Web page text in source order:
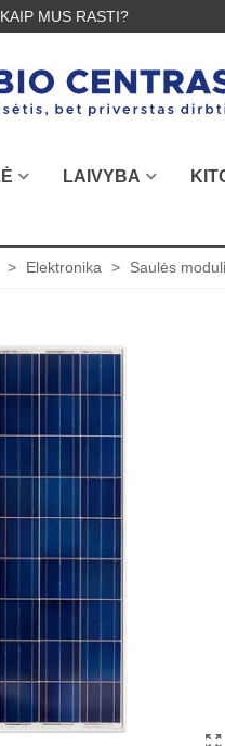
KAIP MUS RASTI?
LAIVYBA
> Elektronika > Saulės